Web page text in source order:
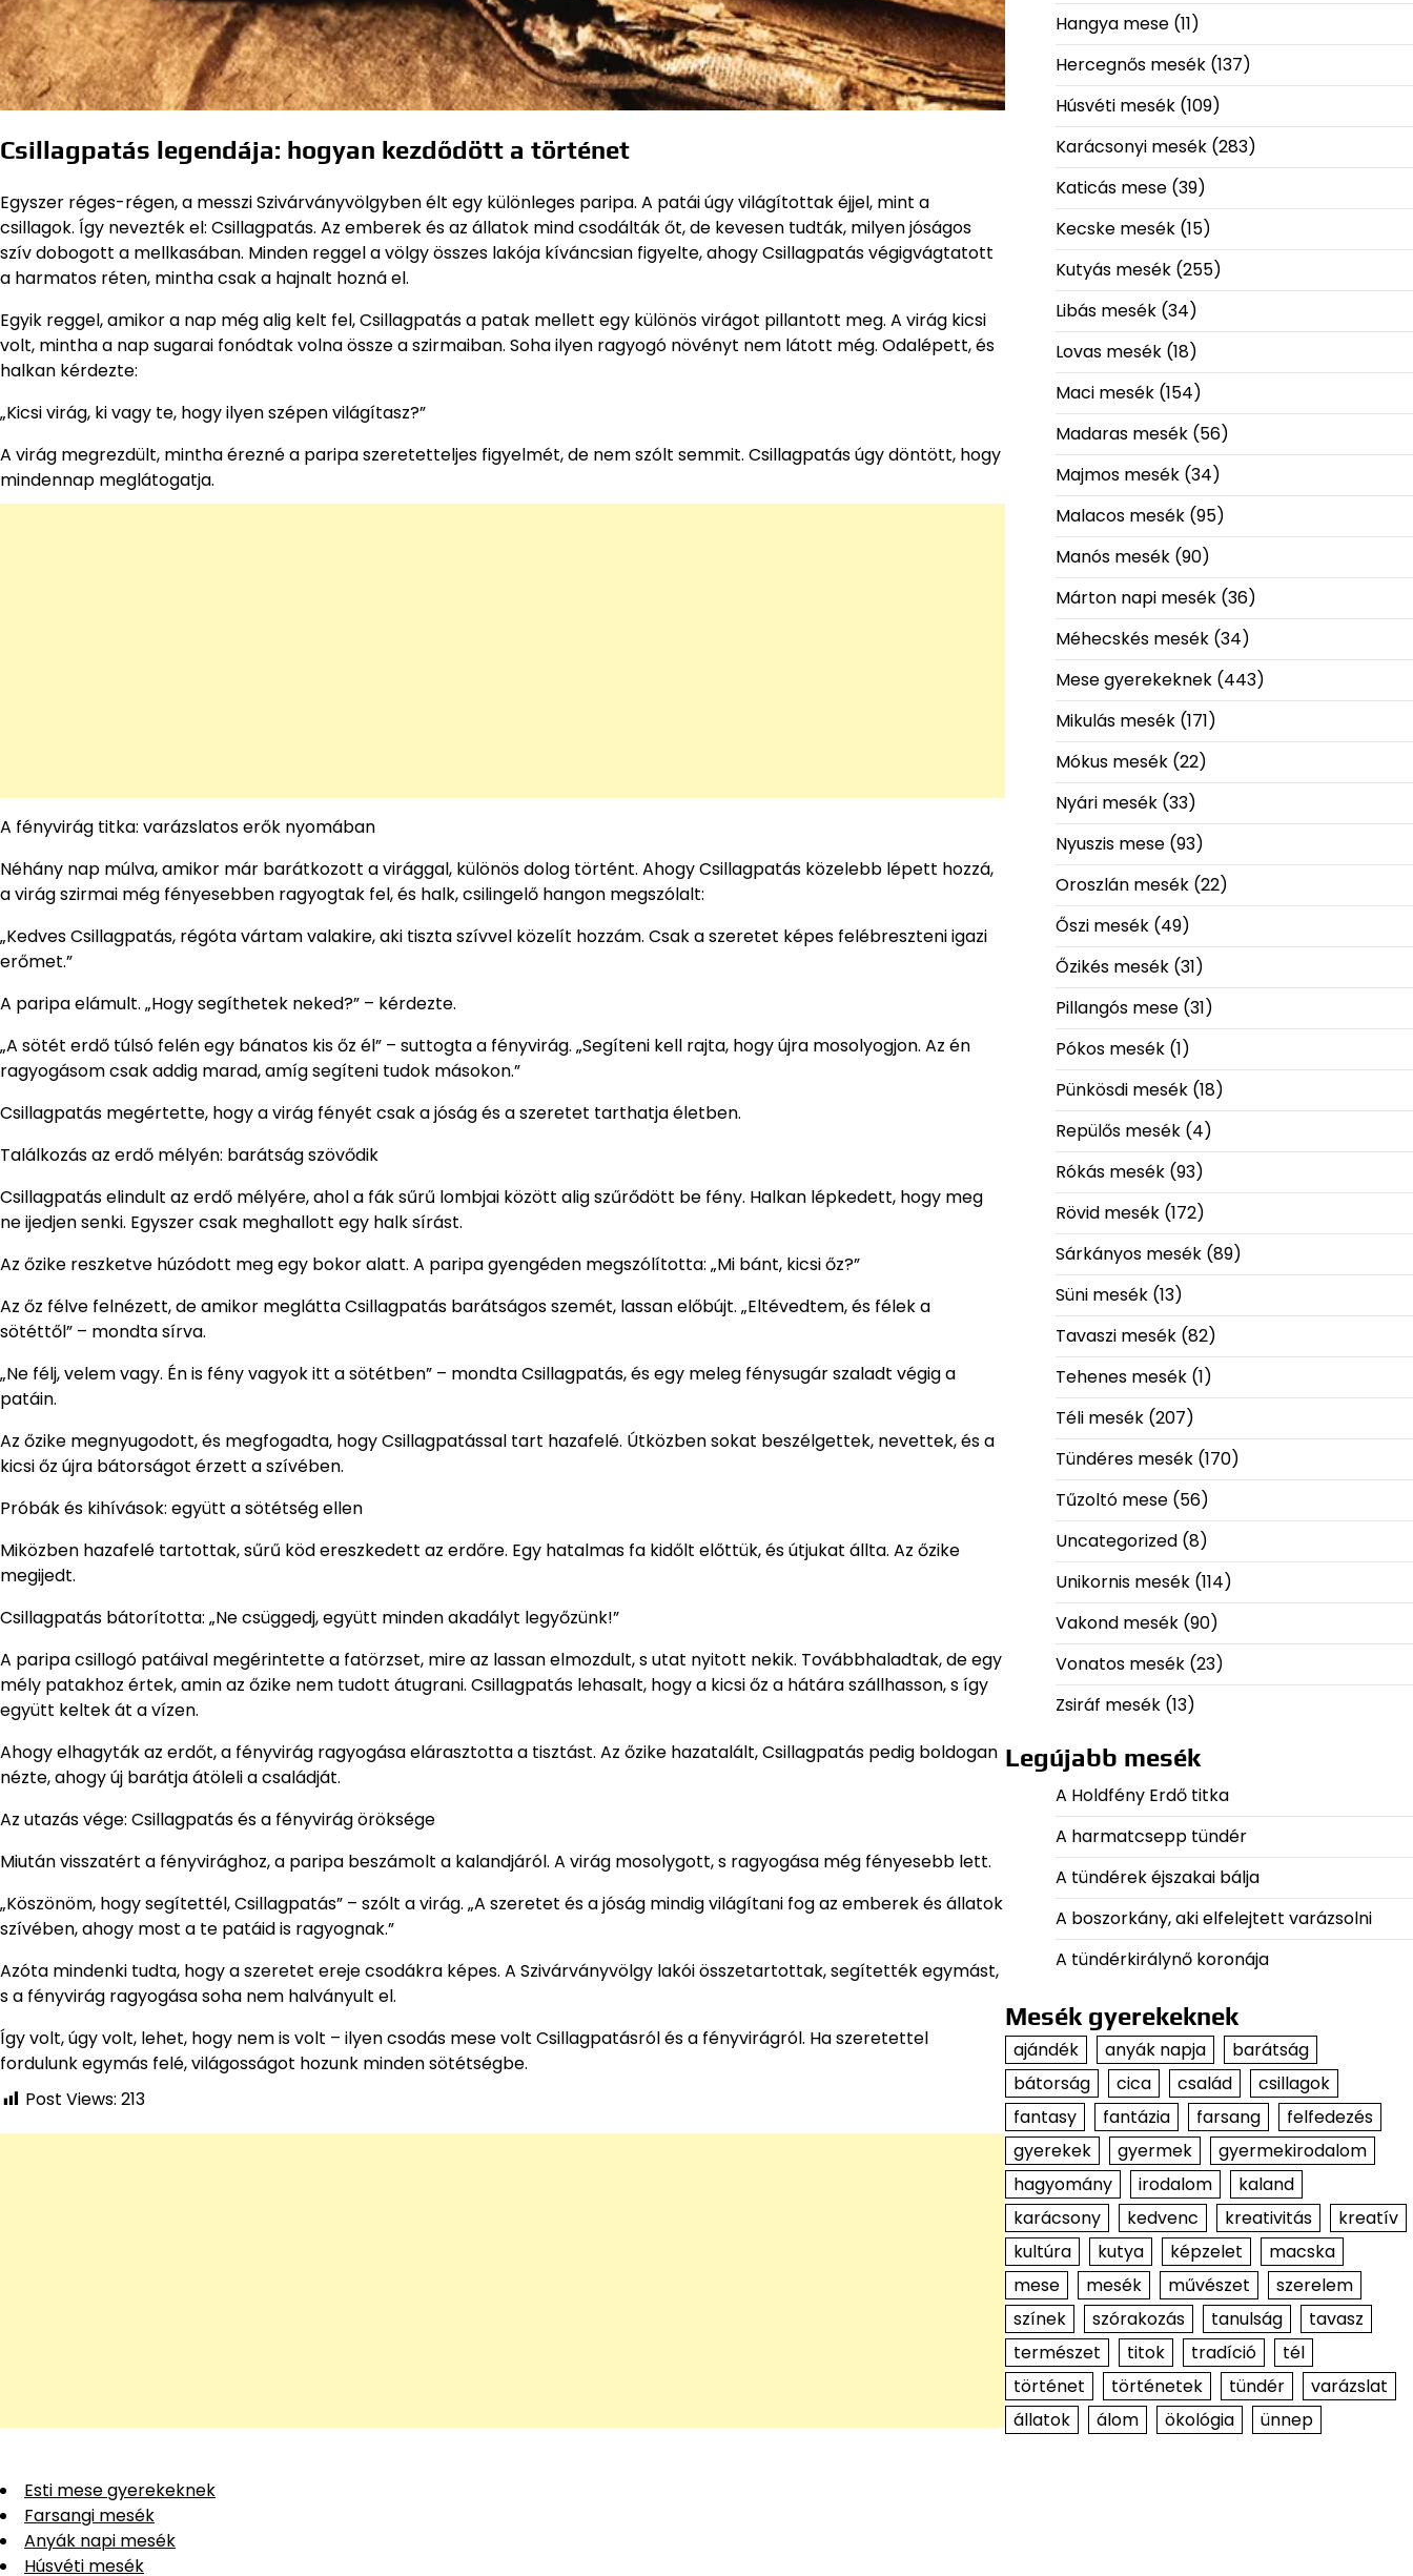
Csillagpatás legendája: hogyan kezdődött a történet
Egyszer réges-régen, a messzi Szivárványvölgyben élt egy különleges paripa. A patái úgy világítottak éjjel, mint a
csillagok. Így nevezték el: Csillagpatás. Az emberek és az állatok mind csodálták őt, de kevesen tudták, milyen jóságos
szív dobogott a mellkasában. Minden reggel a völgy összes lakója kíváncsian figyelte, ahogy Csillagpatás végigvágtatott
a harmatos réten, mintha csak a hajnalt hozná el.
Egyik reggel, amikor a nap még alig kelt fel, Csillagpatás a patak mellett egy különös virágot pillantott meg. A virág kicsi
volt, mintha a nap sugarai fonódtak volna össze a szirmaiban. Soha ilyen ragyogó növényt nem látott még. Odalépett, és
halkan kérdezte:
„Kicsi virág, ki vagy te, hogy ilyen szépen világítasz?”
A virág megrezdült, mintha érezné a paripa szeretetteljes figyelmét, de nem szólt semmit. Csillagpatás úgy döntött, hogy
mindennap meglátogatja.
A fényvirág titka: varázslatos erők nyomában
Néhány nap múlva, amikor már barátkozott a virággal, különös dolog történt. Ahogy Csillagpatás közelebb lépett hozzá,
a virág szirmai még fényesebben ragyogtak fel, és halk, csilingelő hangon megszólalt:
„Kedves Csillagpatás, régóta vártam valakire, aki tiszta szívvel közelít hozzám. Csak a szeretet képes felébreszteni igazi
erőmet.”
A paripa elámult. „Hogy segíthetek neked?” – kérdezte.
„A sötét erdő túlsó felén egy bánatos kis őz él” – suttogta a fényvirág. „Segíteni kell rajta, hogy újra mosolyogjon. Az én
ragyogásom csak addig marad, amíg segíteni tudok másokon.”
Csillagpatás megértette, hogy a virág fényét csak a jóság és a szeretet tarthatja életben.
Találkozás az erdő mélyén: barátság szövődik
Csillagpatás elindult az erdő mélyére, ahol a fák sűrű lombjai között alig szűrődött be fény. Halkan lépkedett, hogy meg
ne ijedjen senki. Egyszer csak meghallott egy halk sírást.
Az őzike reszketve húzódott meg egy bokor alatt. A paripa gyengéden megszólította: „Mi bánt, kicsi őz?”
Az őz félve felnézett, de amikor meglátta Csillagpatás barátságos szemét, lassan előbújt. „Eltévedtem, és félek a
sötéttől” – mondta sírva.
„Ne félj, velem vagy. Én is fény vagyok itt a sötétben” – mondta Csillagpatás, és egy meleg fénysugár szaladt végig a
patáin.
Az őzike megnyugodott, és megfogadta, hogy Csillagpatással tart hazafelé. Útközben sokat beszélgettek, nevettek, és a
kicsi őz újra bátorságot érzett a szívében.
Próbák és kihívások: együtt a sötétség ellen
Miközben hazafelé tartottak, sűrű köd ereszkedett az erdőre. Egy hatalmas fa kidőlt előttük, és útjukat állta. Az őzike
megijedt.
Csillagpatás bátorította: „Ne csüggedj, együtt minden akadályt legyőzünk!”
A paripa csillogó patáival megérintette a fatörzset, mire az lassan elmozdult, s utat nyitott nekik. Továbbhaladtak, de egy
mély patakhoz értek, amin az őzike nem tudott átugrani. Csillagpatás lehasalt, hogy a kicsi őz a hátára szállhasson, s így
együtt keltek át a vízen.
Ahogy elhagyták az erdőt, a fényvirág ragyogása elárasztotta a tisztást. Az őzike hazatalált, Csillagpatás pedig boldogan
nézte, ahogy új barátja átöleli a családját.
Az utazás vége: Csillagpatás és a fényvirág öröksége
Miután visszatért a fényvirághoz, a paripa beszámolt a kalandjáról. A virág mosolygott, s ragyogása még fényesebb lett.
„Köszönöm, hogy segítettél, Csillagpatás” – szólt a virág. „A szeretet és a jóság mindig világítani fog az emberek és állatok
szívében, ahogy most a te patáid is ragyognak.”
Azóta mindenki tudta, hogy a szeretet ereje csodákra képes. A Szivárványvölgy lakói összetartottak, segítették egymást,
s a fényvirág ragyogása soha nem halványult el.
Így volt, úgy volt, lehet, hogy nem is volt – ilyen csodás mese volt Csillagpatásról és a fényvirágról. Ha szeretettel
fordulunk egymás felé, világosságot hozunk minden sötétségbe.
Post Views: 213
Esti mese gyerekeknek
Farsangi mesék
Anyák napi mesék
Húsvéti mesék
Hangya mese(11)
Hercegnős mesék(137)
Húsvéti mesék(109)
Karácsonyi mesék(283)
Katicás mese(39)
Kecske mesék(15)
Kutyás mesék(255)
Libás mesék(34)
Lovas mesék(18)
Maci mesék(154)
Madaras mesék(56)
Majmos mesék(34)
Malacos mesék(95)
Manós mesék(90)
Márton napi mesék(36)
Méhecskés mesék(34)
Mese gyerekeknek(443)
Mikulás mesék(171)
Mókus mesék(22)
Nyári mesék(33)
Nyuszis mese(93)
Oroszlán mesék(22)
Őszi mesék(49)
Őzikés mesék(31)
Pillangós mese(31)
Pókos mesék(1)
Pünkösdi mesék(18)
Repülős mesék(4)
Rókás mesék(93)
Rövid mesék(172)
Sárkányos mesék(89)
Süni mesék(13)
Tavaszi mesék(82)
Tehenes mesék(1)
Téli mesék(207)
Tündéres mesék(170)
Tűzoltó mese(56)
Uncategorized(8)
Unikornis mesék(114)
Vakond mesék(90)
Vonatos mesék(23)
Zsiráf mesék(13)
Legújabb mesék
A Holdfény Erdő titka
A harmatcsepp tündér
A tündérek éjszakai bálja
A boszorkány, aki elfelejtett varázsolni
A tündérkirálynő koronája
Mesék gyerekeknek
ajándék anyák napja
barátság
bátorság
cica család
csillagok
fantasy
fantázia farsang
felfedezés
gyerekek
gyermek
gyermekirodalom
hagyomány
irodalom
kaland
karácsony
kedvenc kreativitás
kreatív
kultúra
kutya képzelet
macska
mese
mesék művészet
szerelem
színek
szórakozás tanulság
tavasz
természet
titok tradíció
tél
történet
történetek tündér
varázslat
állatok
álom ökológia ünnep